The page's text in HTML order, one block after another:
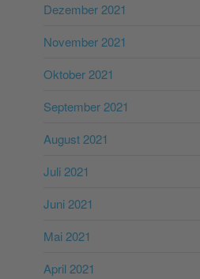
Dezember 2021
November 2021
Oktober 2021
September 2021
August 2021
Juli 2021
Juni 2021
Mai 2021
April 2021